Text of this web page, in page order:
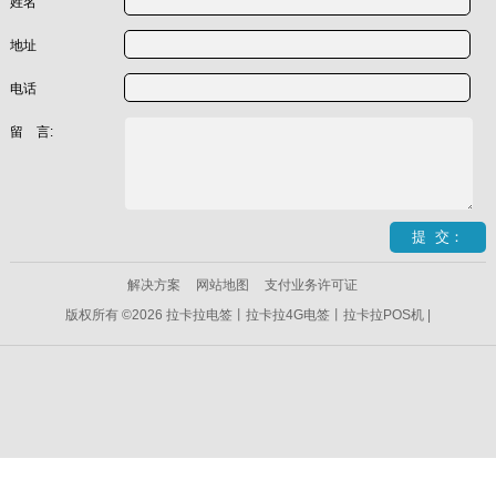
地址
电话
留 言:
解决方案 网站地图
支付业务许可证
版权所有 ©2026 拉卡拉电签丨拉卡拉4G电签丨拉卡拉POS机 |